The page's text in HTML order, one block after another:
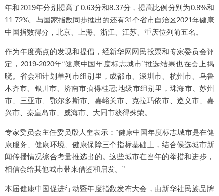
年和2019年分别提高了0.63分和8.37分，提高比例分别为0.8%和
11.73%。与国家指数同步推出的还有31个省市自治区2021年健康
中国指数得分，北京、上海、浙江、江苏、重庆位列前五名。
作为年度亮点的发现和提倡，经新华网网民投票和专家委员会评
定，2019-2020年“健康中国年度标志城市”推选结果也在会上揭
晓。省会和计划单列市组别里，成都市、深圳市、杭州市、乌鲁
木齐市、银川市、济南市摘得桂冠;地级市组别里，珠海市、苏州
市、三亚市、鄂尔多斯市、嘉峪关市、克拉玛依市、遵义市、嘉
兴市、秦皇岛市、威海市、大同市获得殊荣。
专家委员会主任委员殷大奎表示：“健康中国年度标志城市是在健
康服务、健康环境、健康保障三个指标基础上，结合候选城市新
闻传播情况综合考量推选出的。这些城市在当年的举措和进步，
相信会给其他城市带来借鉴和启发。”
本届健康中国促进行动暨年度指数发布大会，由新华社民族品牌